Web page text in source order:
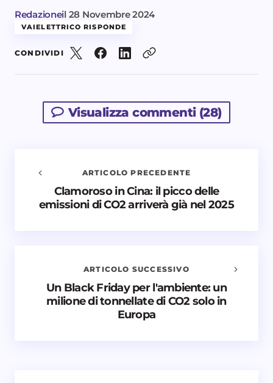
Redazioneil 28 Novembre 2024
VAIELETTRICO RISPONDE
CONDIVIDI
Visualizza commenti (28)
Avvisami quando vengono aggiunti nuovi
commenti
ARTICOLO PRECEDENTE
Clamoroso in Cina: il picco delle
emissioni di CO2 arriverà già nel 2025
ARTICOLO SUCCESSIVO
Un Black Friday per l'ambiente: un
milione di tonnellate di CO2 solo in
Europa